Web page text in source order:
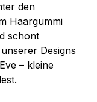
den
Haargummi
schont
Designs
– kleine